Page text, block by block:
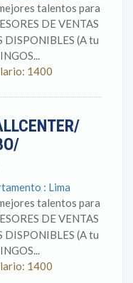
talentos para
DE VENTAS
DISPONIBLES (A tu
1400
: Lima
talentos para
DE VENTAS
DISPONIBLES (A tu
1400